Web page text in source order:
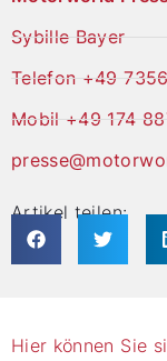
Sybille Bayer
Telefon +49
Mobil +49 174
Artikel teilen:
Hier können Sie